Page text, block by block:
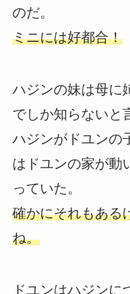
のだ。
ミニには好都合！
ハジンの妹は母に
でしか知らないと
ハジンがドユンの
はドユンの家が動
っていた。
確かにそれもある
ね。
ドユンはハジン